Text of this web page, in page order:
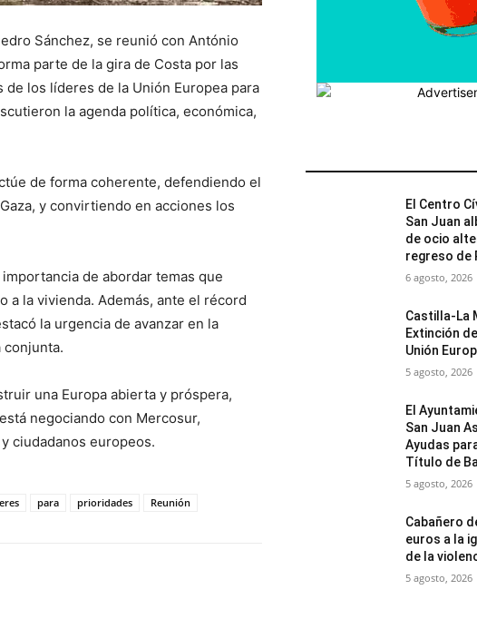
Sánchez, se reunió con António
parte de la gira de Costa por las
los líderes de la Unión Europea para
la agenda política, económica,
de forma coherente, defendiendo el
y convirtiendo en acciones los
de abordar temas que
a la vivienda. Además, ante el récord
la urgencia de avanzar en la
una Europa abierta y próspera,
negociando con Mercosur,
ciudadanos europeos.
para prioridades Reunión
El Centro
San Juan
de ocio
regreso de
6 agosto, 2026
Castilla-La
Extinción
Unión
5 agosto, 2026
El
San Juan
Ayudas
Título de
5 agosto, 2026
Cabañero
euros a la
de la
5 agosto, 2026